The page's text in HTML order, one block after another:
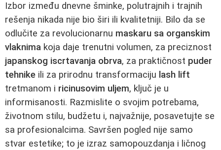
Izbor između dnevne šminke, polutrajnih i trajnih
rešenja nikada nije bio širi ili kvalitetniji. Bilo da se
odlučite za revolucionarnu maskaru sa organskim
vlaknima koja daje trenutni volumen, za preciznost
japanskog iscrtavanja obrva, za praktičnost puder
tehnike ili za prirodnu transformaciju lash lift
tretmanom i ricinusovim uljem, ključ je u
informisanosti. Razmislite o svojim potrebama,
životnom stilu, budžetu i, najvažnije, posavetujte se
sa profesionalcima. Savršen pogled nije samo
stvar estetike; to je izraz samopouzdanja i ličnog